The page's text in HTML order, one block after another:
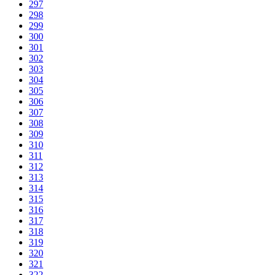
297
298
299
300
301
302
303
304
305
306
307
308
309
310
311
312
313
314
315
316
317
318
319
320
321